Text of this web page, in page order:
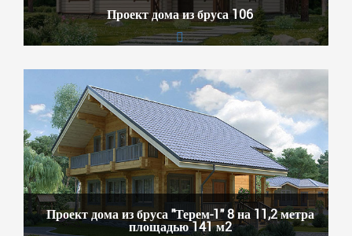
Проект дома из бруса 106
Проект дома из бруса "Терем-1" 8 на 11,2 метра
площадью 141 м2